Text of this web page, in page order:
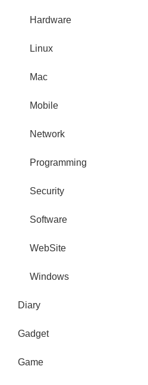
Hardware
Linux
Mac
Mobile
Network
Programming
Security
Software
WebSite
Windows
Diary
Gadget
Game